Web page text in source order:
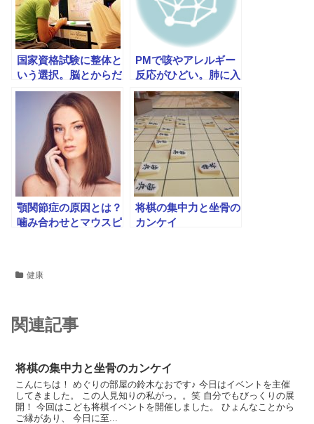
国家資格試験に整体と
いう選択。脳とからだ
とストレスとの付き合
PMで咳やアレルギー
反応がひどい。肺に入
り込んで体を傷つける
顎関節症の原因とは？
噛み合わせとマウスピ
将棋の集中力と坐骨の
カンケイ
健康
関連記事
将棋の集中力と坐骨のカンケイ
こんにちは！ めぐりの部屋の鈴木なおです♪ 今日はイベントを主催
してきました。 この人見知りの私がっ。。笑 自分でもびっくりの展
開！ 今回はこども将棋イベントを開催しました。 ひょんなことから
ご縁があり、 今日に至...